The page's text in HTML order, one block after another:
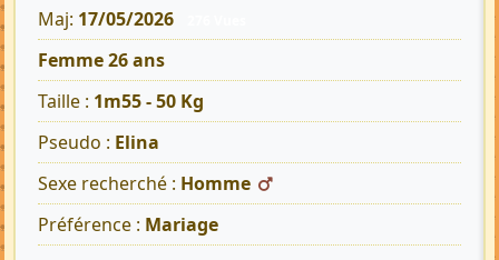
Maj: 17/05/2026
Femme 26 ans
Taille : 1m55 - 50 Kg
Pseudo : Elina
Sexe recherché : Homme
Préférence : Mariage